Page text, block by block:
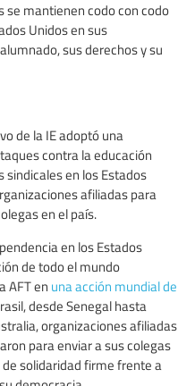
se mantienen codo con codo
Unidos en sus
sus derechos y su
de la IE adoptó una
contra la educación
sindicales en los Estados
afiliadas para
en el país.
en los Estados
de todo el mundo
AFT en una acción mundial de
desde Senegal hasta
organizaciones afiliadas
para enviar a sus colegas
solidaridad firme frente a